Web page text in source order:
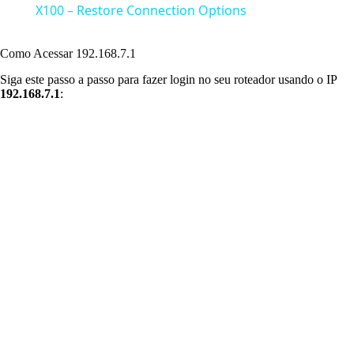
a
X100 – Restore Connection Options
Como Acessar 192.168.7.1
Siga este passo a passo para fazer login no seu roteador usando o IP
192.168.7.1: